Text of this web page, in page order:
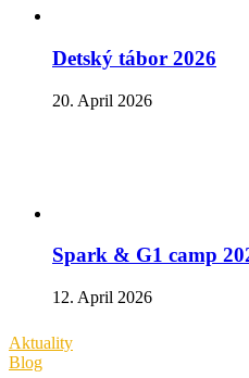
Detský tábor 2026
20. April 2026
Spark & G1 camp
12. April 2026
Aktuality
Blog